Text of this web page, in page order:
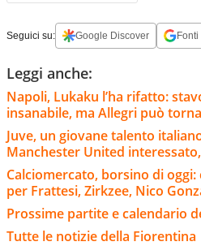
Seguici su: Google Discover
Leggi anche:
Napoli, Lukaku l’ha rifatto:
insanabile, ma Allegri può
Juve, un giovane talento
Manchester United
Calciomercato, borsino di
per Frattesi, Zirkzee, Nico
Prossime partite e calendario
Tutte le notizie della Fiorentina